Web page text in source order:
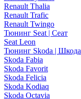
Renault Thalia
Renault Trafic
Renault Twingo
Тюнинг Seat | Сеат
Seat Leon
Тюнинг Skoda | Шкода
Skoda Fabia
Skoda Favorit
Skoda Felicia
Skoda Kodiaq
Skoda Octavia